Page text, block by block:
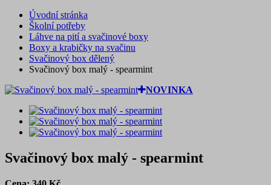
Úvodní stránka
Školní potřeby
Láhve na pití a svačinové boxy
Boxy a krabičky na svačinu
Svačinový box dělený
Svačinový box malý - spearmint
NOVINKA
Svačinový box malý - spearmint